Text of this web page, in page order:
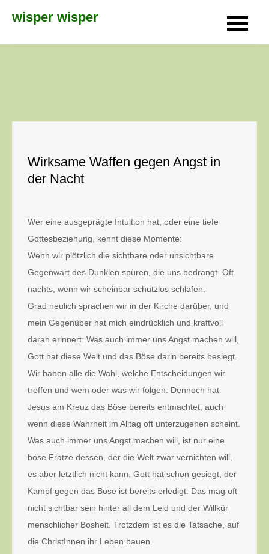
wisper wisper
Wirksame Waffen gegen Angst in
der Nacht
Wer eine ausgeprägte Intuition hat, oder eine tiefe
Gottesbeziehung, kennt diese Momente:
Wenn wir plötzlich die sichtbare oder unsichtbare
Gegenwart des Dunklen spüren, die uns bedrängt. Oft
nachts, wenn wir scheinbar schutzlos schlafen.
Grad neulich sprachen wir in der Kirche darüber, und
mein Gegenüber hat mich eindrücklich und kraftvoll
daran erinnert: Was auch immer uns Angst machen will,
Gott hat diese Welt und das Böse darin bereits besiegt.
Wir haben alle die Wahl, welche Entscheidungen wir
treffen und wem oder was wir folgen. Dennoch hat
Jesus am Kreuz das Böse bereits entmachtet, auch
wenn diese Wahrheit im Alltag oft unterzugehen scheint.
Was auch immer uns Angst machen will, ist nur eine
böse Fratze dessen, der die Welt zwar vernichten will,
es aber letztlich nicht kann. Gott hat schon gesiegt, der
Kampf gegen das Böse ist bereits erledigt. Das mag oft
nicht sichtbar sein hinter all dem Leid und der Willkür
menschlicher Bosheit. Trotzdem ist es die Tatsache, auf
die ChristInnen ihr Leben bauen.